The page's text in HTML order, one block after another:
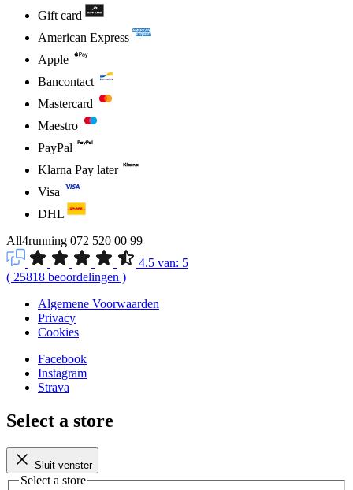
Gift card
American Express
Apple
Bancontact
Mastercard
Maestro
PayPal
Klarna Pay later
Visa
DHL
All4running 072 520 00 99
4.5 van: 5
( 25818 beoordelingen )
Algemene Voorwaarden
Privacy
Cookies
Facebook
Instagram
Strava
Select a store
Sluit venster
Select a store